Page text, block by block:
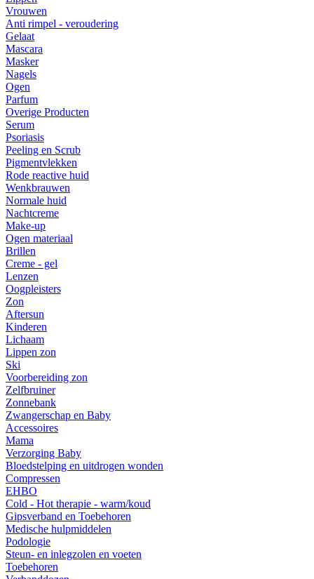
Vrouwen
Anti rimpel - veroudering
Gelaat
Mascara
Masker
Nagels
Ogen
Parfum
Overige Producten
Serum
Psoriasis
Peeling en Scrub
Pigmentvlekken
Rode reactive huid
Wenkbrauwen
Normale huid
Nachtcreme
Make-up
Ogen materiaal
Brillen
Creme - gel
Lenzen
Oogpleisters
Zon
Aftersun
Kinderen
Lichaam
Lippen zon
Ski
Voorbereiding zon
Zelfbruiner
Zonnebank
Zwangerschap en Baby
Accessoires
Mama
Verzorging Baby
Bloedstelping en uitdrogen wonden
Compressen
EHBO
Cold - Hot therapie - warm/koud
Gipsverband en Toebehoren
Medische hulpmiddelen
Podologie
Steun- en inlegzolen en voeten
Toebehoren